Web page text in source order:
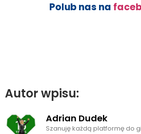
Polub nas na
Autor wpisu:
Adrian Dudek
Szanuję każdą platformę do